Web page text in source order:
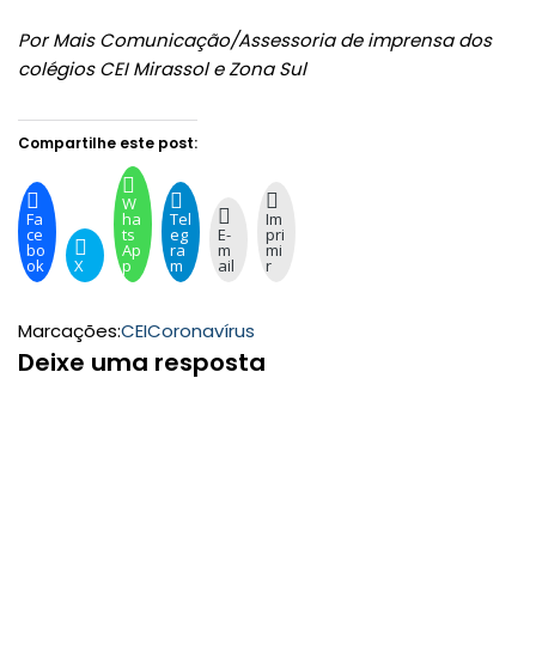
Por Mais Comunicação/Assessoria de imprensa dos
colégios CEI Mirassol e Zona Sul
Compartilhe este post:
Fa
ce
bo
ok X
W
ha
ts
Ap
p
Tel
eg
ra
m
E-
m
ail
Im
pri
mi
r
Marcações:CEICoronavírus
Deixe uma resposta